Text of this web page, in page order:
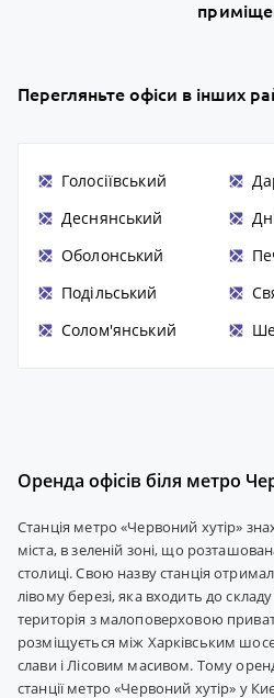
Перегляньте офіси в інших
Голосіївський
Деснянський
Оболонський
Подільський
Солом'янський
Оренда офісів біля метро
Станція метро «Червоний хутір»
міста, в зеленій зоні, що
столиці. Свою назву станція
лівому березі, яка входить до
територія з малоповерховою
розміщується між Харківським
слави і Лісовим масивом. Тому
станції метро «Червоний хутір» у